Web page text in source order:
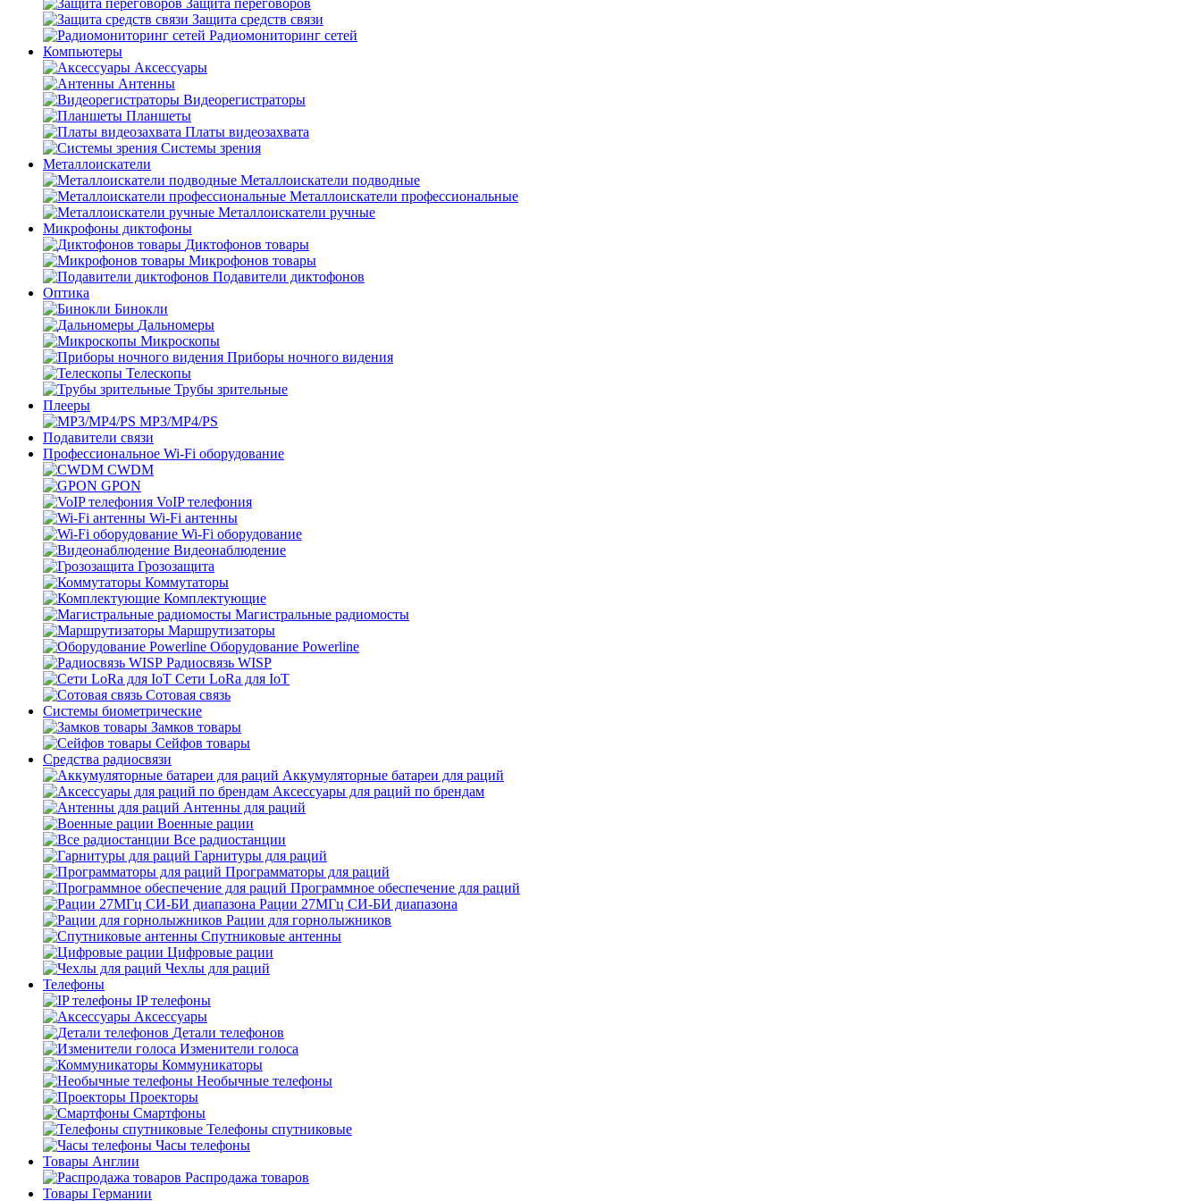
Защита переговоров
Защита средств связи
Радиомониторинг сетей
Компьютеры
Аксессуары
Антенны
Видеорегистраторы
Планшеты
Платы видеозахвата
Системы зрения
Металлоискатели
Металлоискатели подводные
Металлоискатели профессиональные
Металлоискатели ручные
Микрофоны диктофоны
Диктофонов товары
Микрофонов товары
Подавители диктофонов
Оптика
Бинокли
Дальномеры
Микроскопы
Приборы ночного видения
Телескопы
Трубы зрительные
Плееры
MP3/MP4/PS
Подавители связи
Профессиональное Wi-Fi оборудование
CWDM
GPON
VoIP телефония
Wi-Fi антенны
Wi-Fi оборудование
Видеонаблюдение
Грозозащита
Коммутаторы
Комплектующие
Магистральные радиомосты
Маршрутизаторы
Оборудование Powerline
Радиосвязь WISP
Сети LoRa для IoT
Сотовая связь
Системы биометрические
Замков товары
Сейфов товары
Средства радиосвязи
Аккумуляторные батареи для раций
Аксессуары для раций по брендам
Антенны для раций
Военные рации
Все радиостанции
Гарнитуры для раций
Программаторы для раций
Программное обеспечение для раций
Рации 27МГц СИ-БИ диапазона
Рации для горнолыжников
Спутниковые антенны
Цифровые рации
Чехлы для раций
Телефоны
IP телефоны
Аксессуары
Детали телефонов
Изменители голоса
Коммуникаторы
Необычные телефоны
Проекторы
Смартфоны
Телефоны спутниковые
Часы телефоны
Товары Англии
Распродажа товаров
Товары Германии